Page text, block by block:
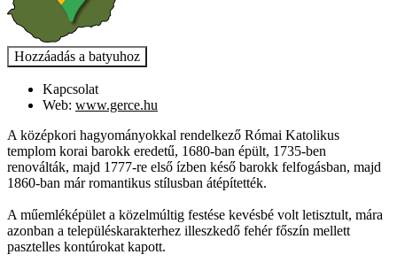
Kapcsolat
Web: www.gerce.hu
A középkori hagyományokkal rendelkező Római Katolikus
templom korai barokk eredetű, 1680-ban épült, 1735-ben
renoválták, majd 1777-re első ízben késő barokk felfogásban, majd
1860-ban már romantikus stílusban átépítették.
A műemléképület a közelmúltig festése kevésbé volt letisztult, mára
azonban a településkarakterhez illeszkedő fehér főszín mellett
pasztelles kontúrokat kapott.